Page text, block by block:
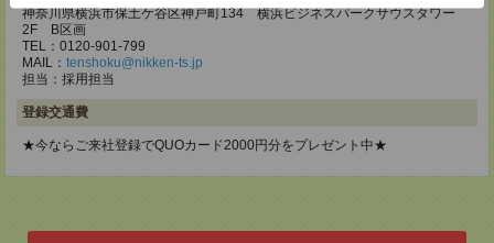
神奈川県横浜市保土ケ谷区神戸町134 横浜ビジネスパークサウスタワー
2F B区画
TEL：0120-901-799
MAIL： tenshoku@nikken-ts.jp
担当：採用担当
登録交通費
★今ならご来社登録でQUOカード2000円分をプレゼント中★